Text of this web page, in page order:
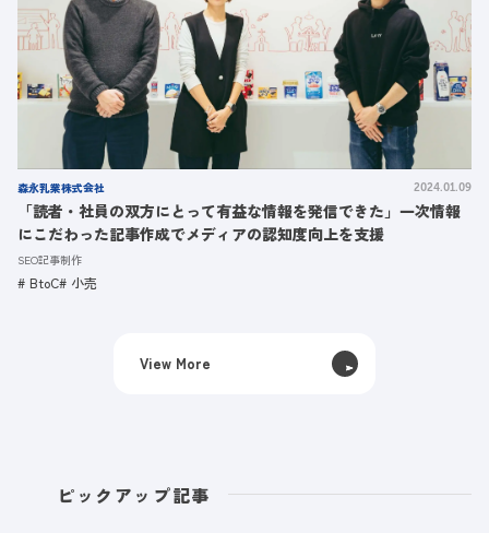
森永乳業株式会社 2024.01.09
「読者・社員の双方にとって有益な情報を発信できた」一次情報
にこだわった記事作成でメディアの認知度向上を支援
SEO記事制作
BtoC 小売
View More
ピックアップ記事